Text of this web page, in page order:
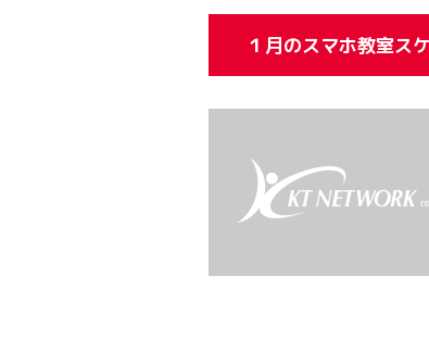
１月のスマホ教室ス